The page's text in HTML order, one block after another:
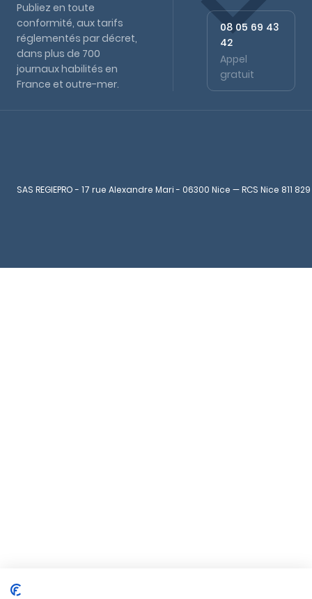
Publiez en toute
conformité, aux tarifs
réglementés par décret,
dans plus de 700
journaux habilités en
France et outre-mer.
08 05 69 43
42
Appel
gratuit
SAS REGIEPRO - 17 rue Alexandre Mari - 06300 Nice — RCS Nice 811